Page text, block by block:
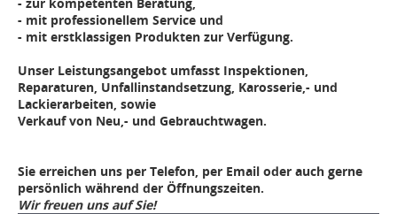
- mit professionellem Service und
- mit erstklassigen Produkten zur Verfügung.
Unser Leistungsangebot umfasst Inspektionen,
Reparaturen, Unfallinstandsetzung, Karosserie,- und
Lackierarbeiten, sowie
Verkauf von Neu,- und Gebrauchtwagen.
Sie erreichen uns per Telefon, per Email oder auch gerne
persönlich während der Öffnungszeiten.
Wir freuen uns auf Sie!